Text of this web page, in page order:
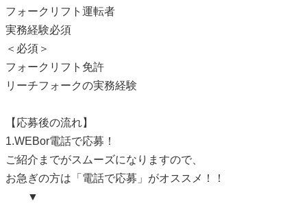
フォークリフト運転者
実務経験必須
＜必須＞
フォークリフト免許
リーチフォークの実務経験
【応募後の流れ】
1.WEBor電話で応募！
ご紹介までがスムーズになりますので、
お急ぎの方は「電話で応募」がオススメ！！
▼